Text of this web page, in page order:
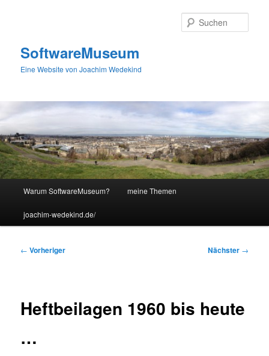
SoftwareMuseum
Eine Website von Joachim Wedekind
Warum SoftwareMuseum? meine Themen
joachim-wedekind.de/
Beitragsnavigation
← Vorheriger Nächster →
Heftbeilagen 1960 bis heute
…